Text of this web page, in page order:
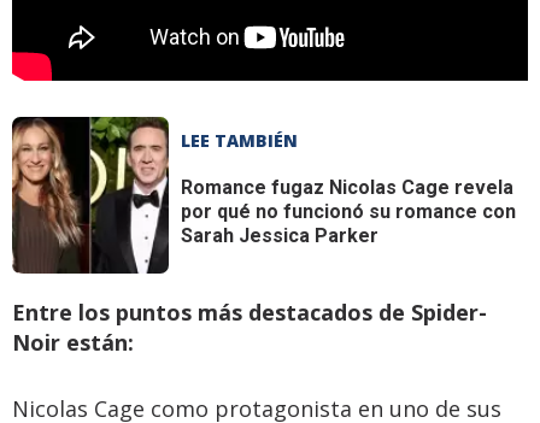
LEE TAMBIÉN
Romance fugaz Nicolas Cage revela
por qué no funcionó su romance con
Sarah Jessica Parker
Entre los puntos más destacados de Spider-
Noir están:
Nicolas Cage como protagonista en uno de sus